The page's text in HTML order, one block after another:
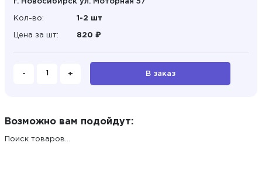
г. Новосибирск ул. Моторная 57
Кол-во: 1-2 шт
Цена за шт: 820 ₽
- + В заказ
Возможно вам подойдут:
Поиск товаров...